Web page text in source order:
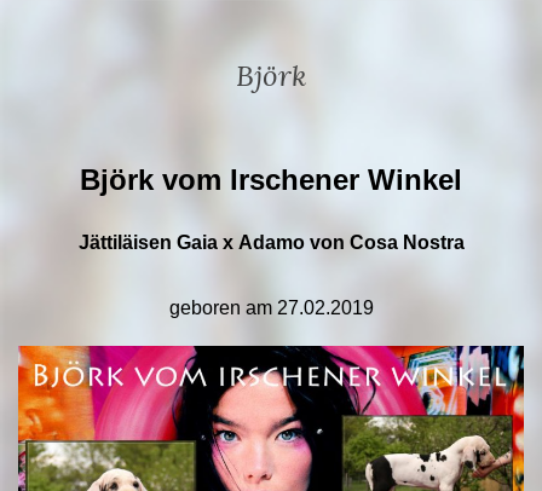
Björk
Björk vom Irschener Winkel
Jättiläisen Gaia x Adamo von Cosa Nostra
geboren am 27.02.2019